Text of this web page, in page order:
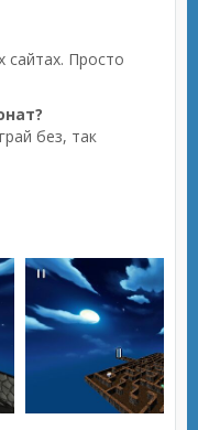
сайтах. Просто
без, так